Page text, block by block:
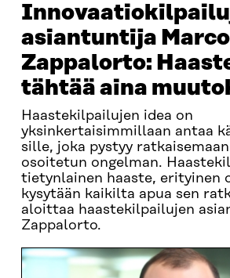
asiantuntija Marco
Zappalorto:
tähtää aina
Haastekilpailujen idea on
yksinkertaisimmillaan antaa
sille, joka pystyy
osoitetun ongelman.
tietynlainen haaste, erityinen
kysytään kaikilta apua sen
aloittaa haastekilpailujen
Zappalorto.